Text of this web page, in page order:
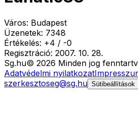
Város: Budapest
Üzenetek: 7348
Értékelés: +4 / -0
Regisztráció: 2007. 10. 28.
Sg.hu© 2026 Minden jog
Adatvédelmi nyilatkozat
szerkesztoseg@sg.hu Sütibeállítások